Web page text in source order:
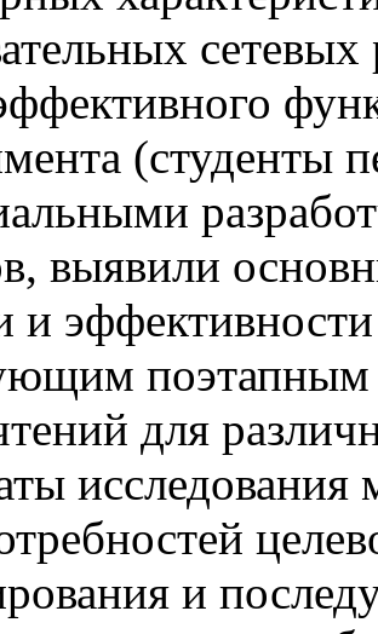
(студенты
выявили
и
поэтапным
для
и